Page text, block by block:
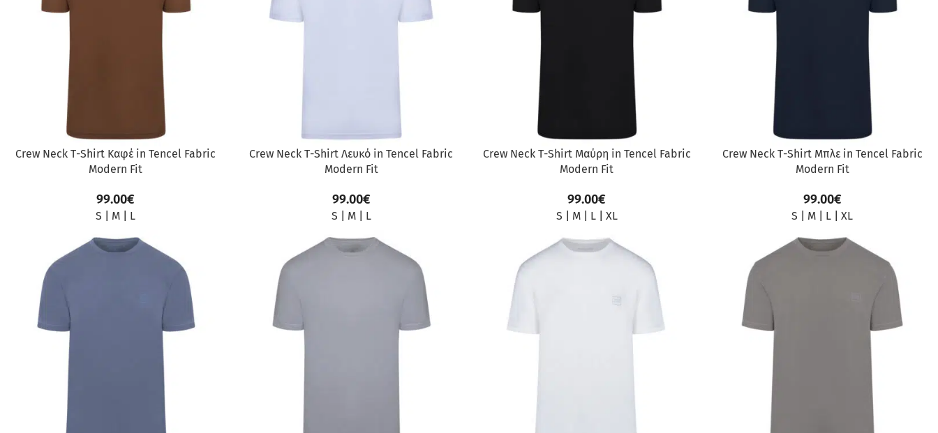
Crew Neck Τ-Shirt Καφέ in Tencel Fabric
Modern Fit
99.00€
S M L
Crew Neck Τ-Shirt Λευκό in Tencel Fabric
Modern Fit
99.00€
S M| L
Crew Neck Τ-Shirt Μαύρη in Tencel Fabric
Modern Fit
99.00€
S M| L| XL
Crew Neck Τ-Shirt Μπλε in Tencel Fabric
Modern Fit
99.00€
S M L |XL
ΠΡΟΣΦΟΡΆ ΠΡΟΣΦΟΡΆ ΠΡΟΣΦΟΡΆ ΠΡΟΣΦΟΡΆ